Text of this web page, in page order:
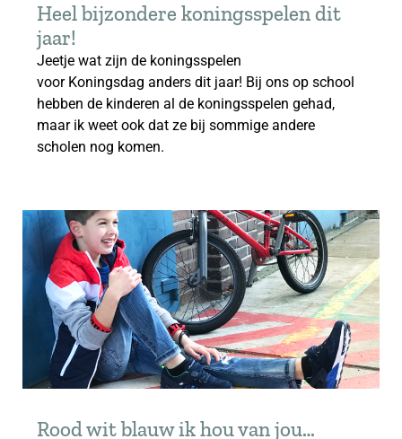
Heel bijzondere koningsspelen dit
jaar!
Jeetje wat zijn de koningsspelen
voor Koningsdag anders dit jaar! Bij ons op school
hebben de kinderen al de koningsspelen gehad,
maar ik weet ook dat ze bij sommige andere
scholen nog komen.
Rood wit blauw ik hou van jou…